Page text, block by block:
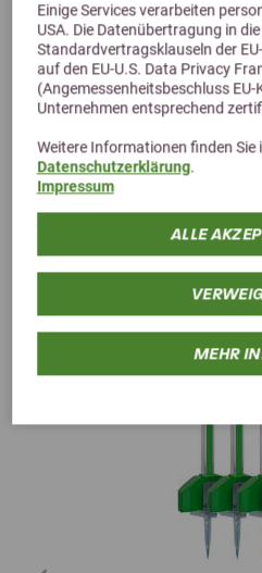
Einige Services verarbeiten
USA. Die Datenübertragung in
Standardvertragsklauseln der
auf den EU-U.S. Data Privacy
(Angemessenheitsbeschluss
Unternehmen entsprechend
Weitere Informationen finden Sie
Datenschutzerklärung.
Impressum
ALLE
MEHR
Alternative